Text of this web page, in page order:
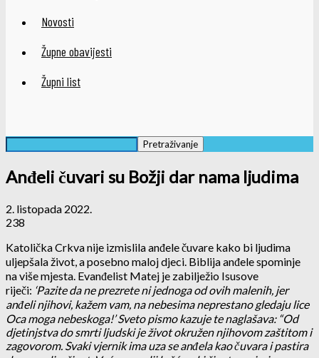
Novosti
Župne obavijesti
Župni list
Anđeli čuvari su Božji dar nama ljudima
2. listopada 2022.
238
Katolička Crkva nije izmislila anđele čuvare kako bi ljudima
uljepšala život, a posebno maloj djeci. Biblija anđele spominje
na više mjesta. Evanđelist Matej je zabilježio Isusove
riječi: ‘Pazite da ne prezrete ni jednoga od ovih malenih, jer
anđeli njihovi, kažem vam, na nebesima neprestano gledaju lice
Oca moga nebeskoga!’ Sveto pismo kazuje te naglašava: “Od
djetinjstva do smrti ljudski je život okružen njihovom zaštitom i
zagovorom. Svaki vjernik ima uza se anđela kao čuvara i pastira